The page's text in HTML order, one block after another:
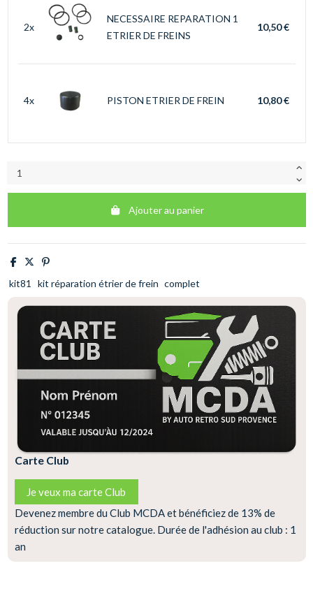
2x
NECESSAIRE REPARATION 1
ETRIER DE FREINS
10,50 €
4x PISTON ETRIER DE FREIN 10,80 €
Ajouter au panier
kit81 kit réparation étrier de frein complet
Carte Club
Je veux ma carte Club
Devenez membre du Club MCDA et bénéficiez de 13% de
réduction sur notre catalogue. Durée de l'adhésion au club : 1
an